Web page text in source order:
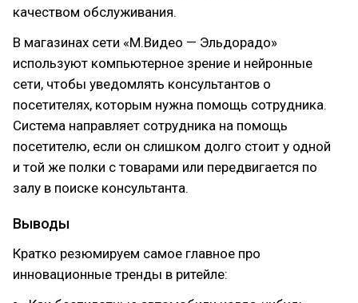
качеством обслуживания.
В магазинах сети «М.Видео — Эльдорадо»
используют компьютерное зрение и нейронные
сети, чтобы уведомлять консультантов о
посетителях, которым нужна помощь сотрудника.
Система направляет сотрудника на помощь
посетителю, если он слишком долго стоит у одной
и той же полки с товарами или передвигается по
залу в поиске консультанта.
Выводы
Кратко резюмируем самое главное про
инновационные тренды в ритейле: